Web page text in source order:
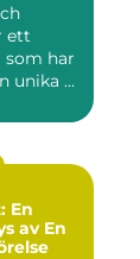
ett
som har
unika ...
En
av En